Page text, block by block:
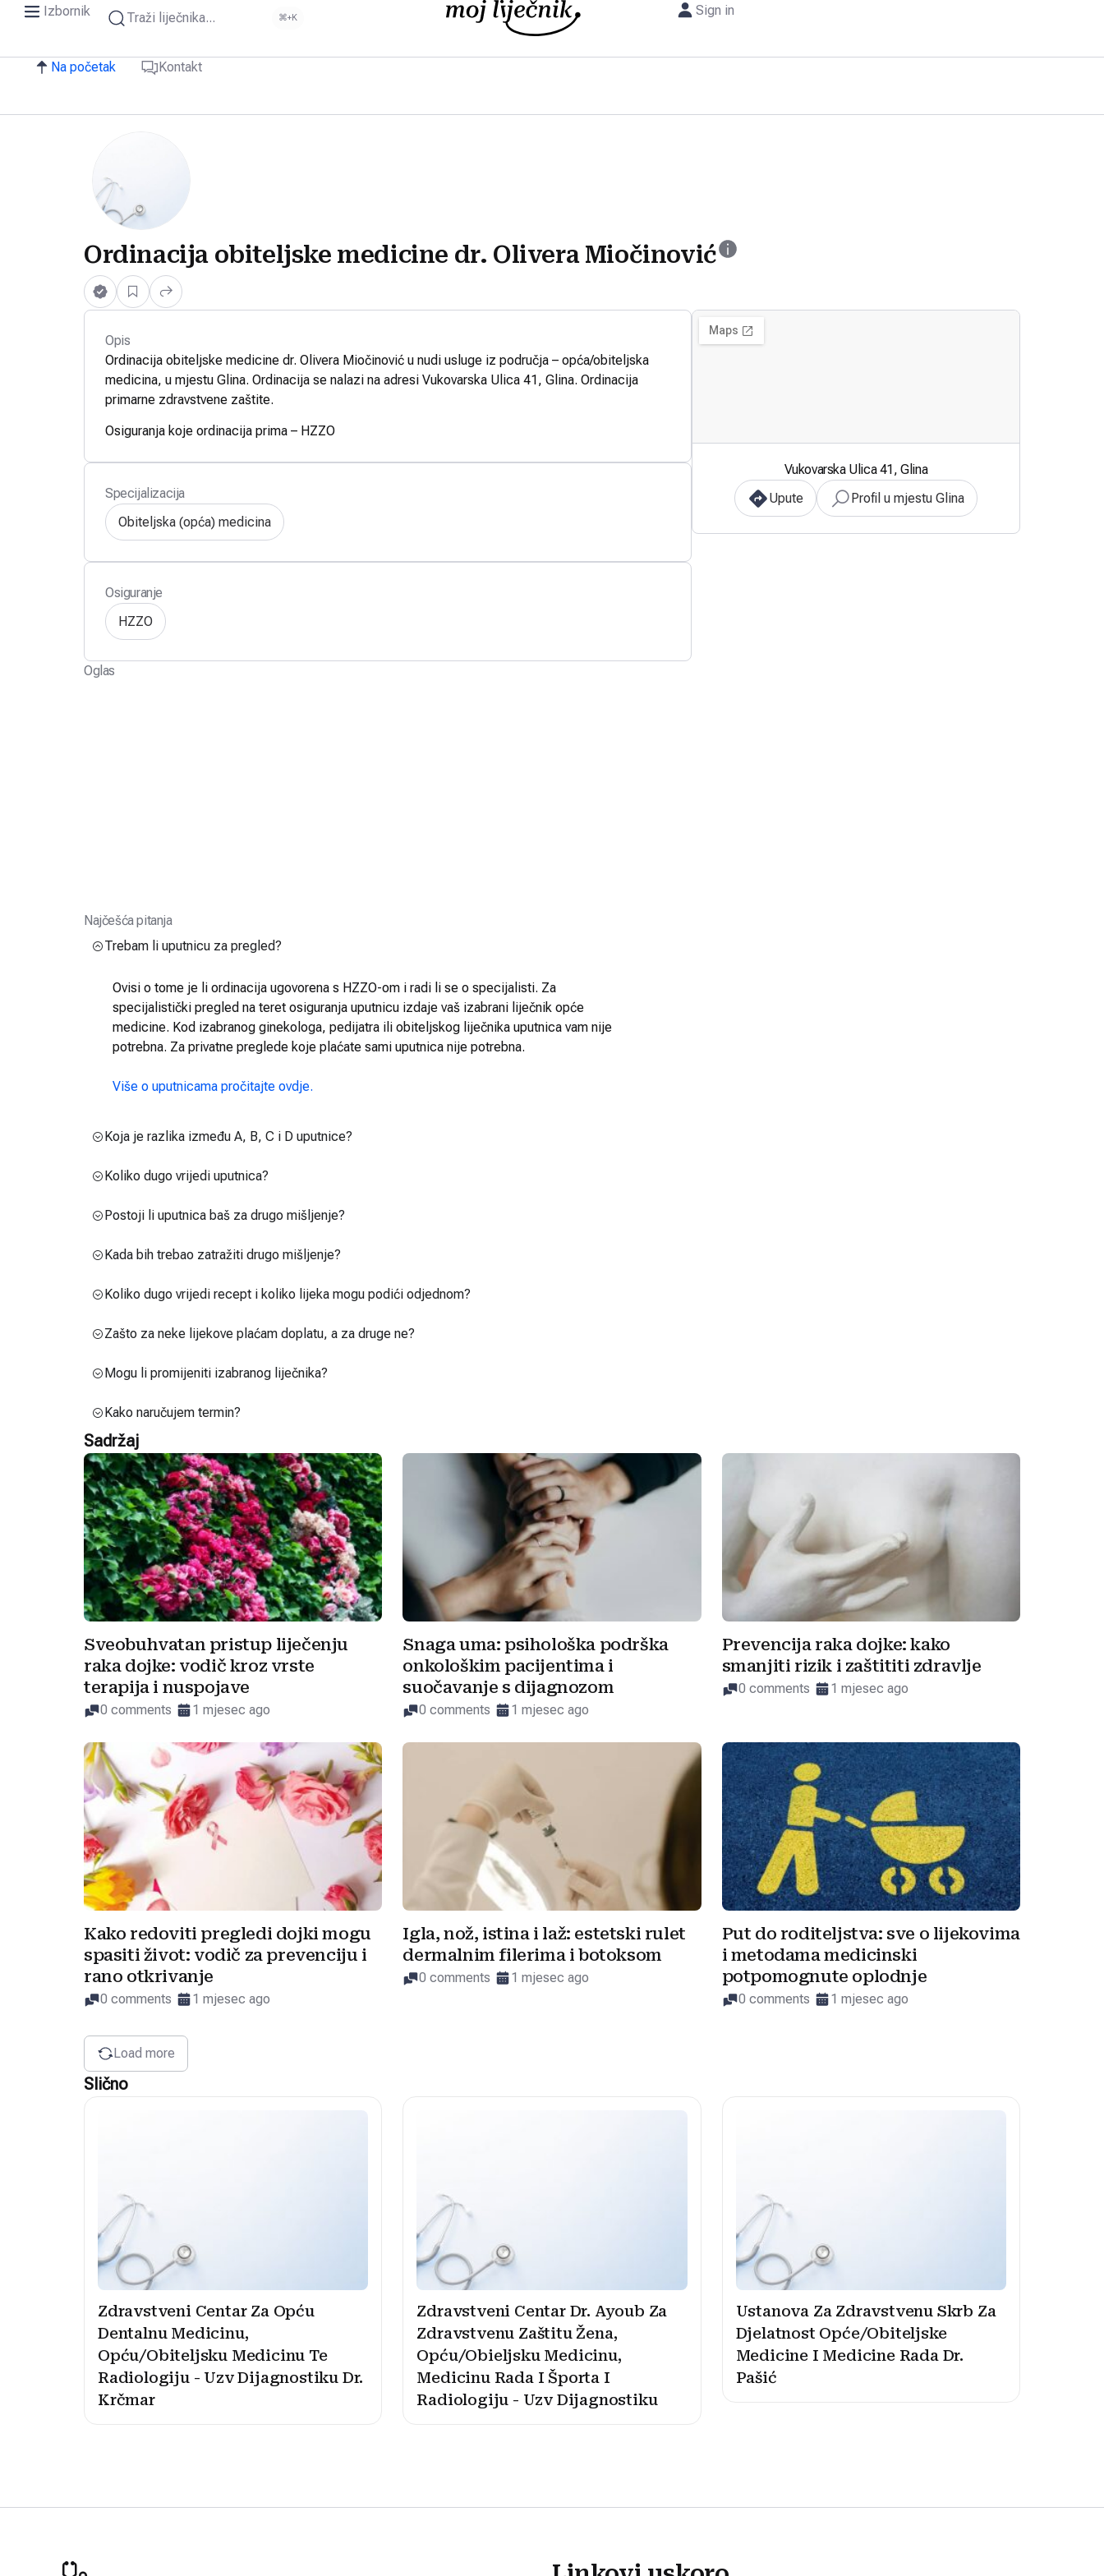
Izbornik Traži liječnika... ⌘+K Sign in
Na početak Kontakt
Ordinacija obiteljske medicine dr. Olivera Miočinović
Opis
Ordinacija obiteljske medicine dr. Olivera Miočinović u nudi usluge iz područja – opća/obiteljska
medicina, u mjestu Glina. Ordinacija se nalazi na adresi Vukovarska Ulica 41, Glina. Ordinacija
primarne zdravstvene zaštite.
Osiguranja koje ordinacija prima – HZZO
Specijalizacija
Obiteljska (opća) medicina
Osiguranje
HZZO
Oglas
Vukovarska Ulica 41, Glina
Upute
Profil u mjestu Glina
Najčešća pitanja
Trebam li uputnicu za pregled?
Ovisi o tome je li ordinacija ugovorena s HZZO-om i radi li se o specijalisti. Za
specijalistički pregled na teret osiguranja uputnicu izdaje vaš izabrani liječnik opće
medicine. Kod izabranog ginekologa, pedijatra ili obiteljskog liječnika uputnica vam nije
potrebna. Za privatne preglede koje plaćate sami uputnica nije potrebna.
Više o uputnicama pročitajte ovdje.
Koja je razlika između A, B, C i D uputnice?
Koliko dugo vrijedi uputnica?
Postoji li uputnica baš za drugo mišljenje?
Kada bih trebao zatražiti drugo mišljenje?
Koliko dugo vrijedi recept i koliko lijeka mogu podići odjednom?
Zašto za neke lijekove plaćam doplatu, a za druge ne?
Mogu li promijeniti izabranog liječnika?
Kako naručujem termin?
Sadržaj
Sveobuhvatan pristup liječenju
raka dojke: vodič kroz vrste
terapija i nuspojave
0 comments 1 mjesec ago
Snaga uma: psihološka podrška
onkološkim pacijentima i
suočavanje s dijagnozom
0 comments 1 mjesec ago
Prevencija raka dojke: kako
smanjiti rizik i zaštititi zdravlje
0 comments 1 mjesec ago
Kako redoviti pregledi dojki mogu
spasiti život: vodič za prevenciju i
rano otkrivanje
0 comments 1 mjesec ago
Igla, nož, istina i laž: estetski rulet
dermalnim filerima i botoksom
0 comments 1 mjesec ago
Put do roditeljstva: sve o lijekovima
i metodama medicinski
potpomognute oplodnje
0 comments 1 mjesec ago
Load more
Slično
Zdravstveni Centar Za Opću
Dentalnu Medicinu,
Opću/Obiteljsku Medicinu Te
Radiologiju - Uzv Dijagnostiku Dr.
Krčmar
Zdravstveni Centar Dr. Ayoub Za
Zdravstvenu Zaštitu Žena,
Opću/Obieljsku Medicinu,
Medicinu Rada I Športa I
Radiologiju - Uzv Dijagnostiku
Ustanova Za Zdravstvenu Skrb Za
Djelatnost Opće/Obiteljske
Medicine I Medicine Rada Dr.
Pašić